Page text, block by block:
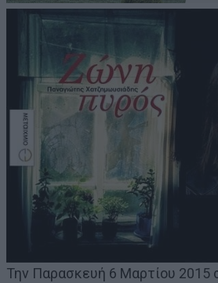
Την Παρασκευή 6 Μαρτίου 2015